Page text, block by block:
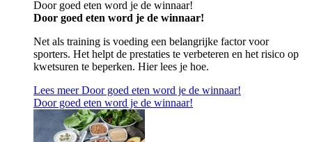
Door goed eten word je de winnaar!
Door goed eten word je de winnaar!
Net als training is voeding een belangrijke factor voor
sporters. Het helpt de prestaties te verbeteren en het risico op
kwetsuren te beperken. Hier lees je hoe.
Lees meerDoor goed eten word je de winnaar!
Door goed eten word je de winnaar!